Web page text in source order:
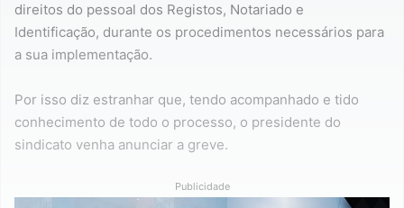
direitos do pessoal dos Registos, Notariado e
Identificação, durante os procedimentos necessários para
a sua implementação.
Por isso diz estranhar que, tendo acompanhado e tido
conhecimento de todo o processo, o presidente do
sindicato venha anunciar a greve.
Publicidade